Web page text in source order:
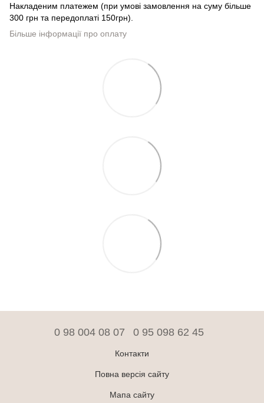
Накладеним платежем (при умові замовлення на суму більше
300 грн та передоплаті 150грн).
Більше інформації про оплату
0 98 004 08 07 0 95 098 62 45
Контакти
Повна версія сайту
Мапа сайту